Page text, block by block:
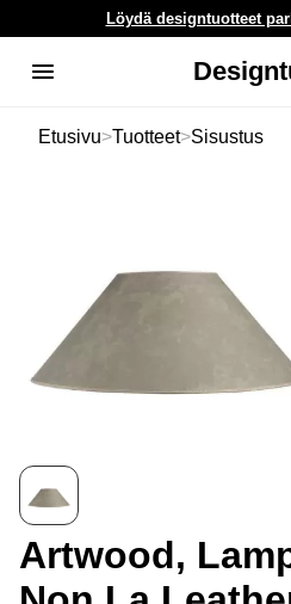
Löydä designtuotteet
Etusivu>Tuotteet>Sisustus
Artwood,